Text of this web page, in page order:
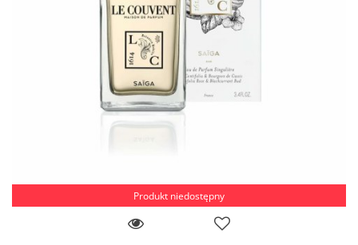
Produkt niedostępny